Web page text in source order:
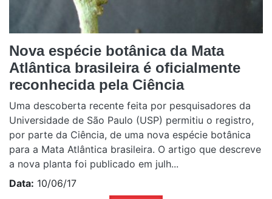
Nova espécie botânica da Mata
Atlântica brasileira é oficialmente
reconhecida pela Ciência
Uma descoberta recente feita por pesquisadores da
Universidade de São Paulo (USP) permitiu o registro,
por parte da Ciência, de uma nova espécie botânica
para a Mata Atlântica brasileira. O artigo que descreve
a nova planta foi publicado em julh...
Data: 10/06/17